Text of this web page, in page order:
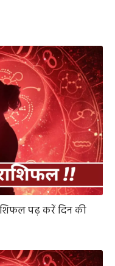
पढ़ करें दिन की